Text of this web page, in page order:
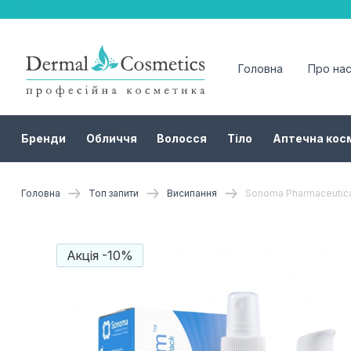
Головна Про нас
Бренди Обличчя Волосся Тіло Аптечна
Головна Топ запити Висипання Sonoma
Акція -10%